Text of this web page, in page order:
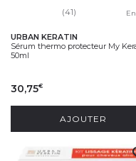
(41)
URBAN KERATIN
Sérum thermo protecteur My
50ml
30,75€
AJOUTER